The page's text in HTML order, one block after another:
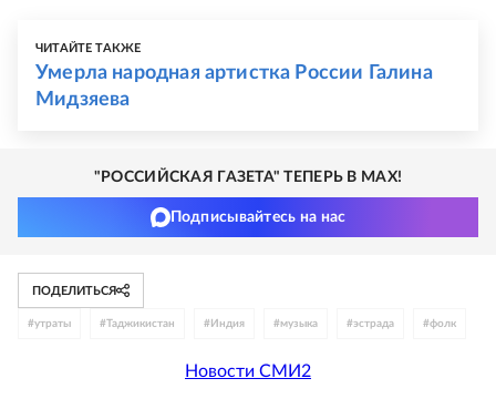
ЧИТАЙТЕ ТАКЖЕ
Умерла народная артистка России Галина
Мидзяева
"РОССИЙСКАЯ ГАЗЕТА" ТЕПЕРЬ В MAX!
Подписывайтесь на нас
ПОДЕЛИТЬСЯ
#утраты #Таджикистан # Индия #музыка #эстрада #фолк
Новости СМИ2